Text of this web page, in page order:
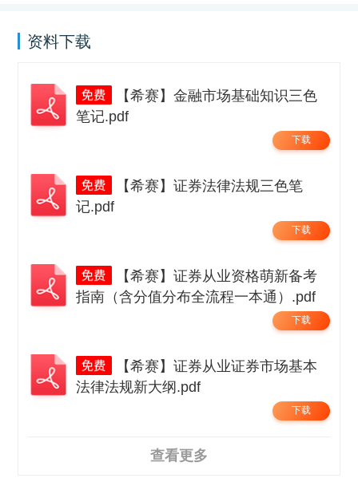
资料下载
【希赛】金融市场基础知识三色
笔记.pdf
下载
【希赛】证券法律法规三色笔
记.pdf
下载
【希赛】证券从业资格萌新备考
指南（含分值分布全流程一本通）.pdf
下载
【希赛】证券从业证券市场基本
法律法规新大纲.pdf
下载
查看更多